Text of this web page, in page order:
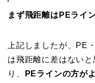
まず飛距離はPEライ
上記しましたが、PE
は飛距離に差はないと
り、
PEラインの方が